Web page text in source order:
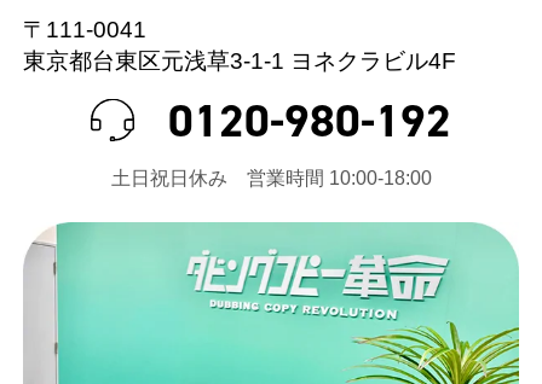
〒111-0041
東京都台東区元浅草3-1-1 ヨネクラビル4F
0120-980-192
⼟⽇祝⽇休み 営業時間 10:00-18:00